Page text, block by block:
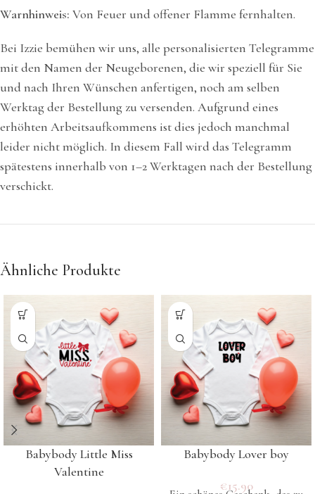
Warnhinweis: Von Feuer und offener Flamme fernhalten.
Bei Izzie bemühen wir uns, alle personalisierten Telegramme
mit den Namen der Neugeborenen, die wir speziell für Sie
und nach Ihren Wünschen anfertigen, noch am selben
Werktag der Bestellung zu versenden. Aufgrund eines
erhöhten Arbeitsaufkommens ist dies jedoch manchmal
leider nicht möglich. In diesem Fall wird das Telegramm
spätestens innerhalb von 1–2 Werktagen nach der Bestellung
verschickt.
Ähnliche Produkte
Babybody Little Miss
Valentine
Babybody Lover boy
€15.90